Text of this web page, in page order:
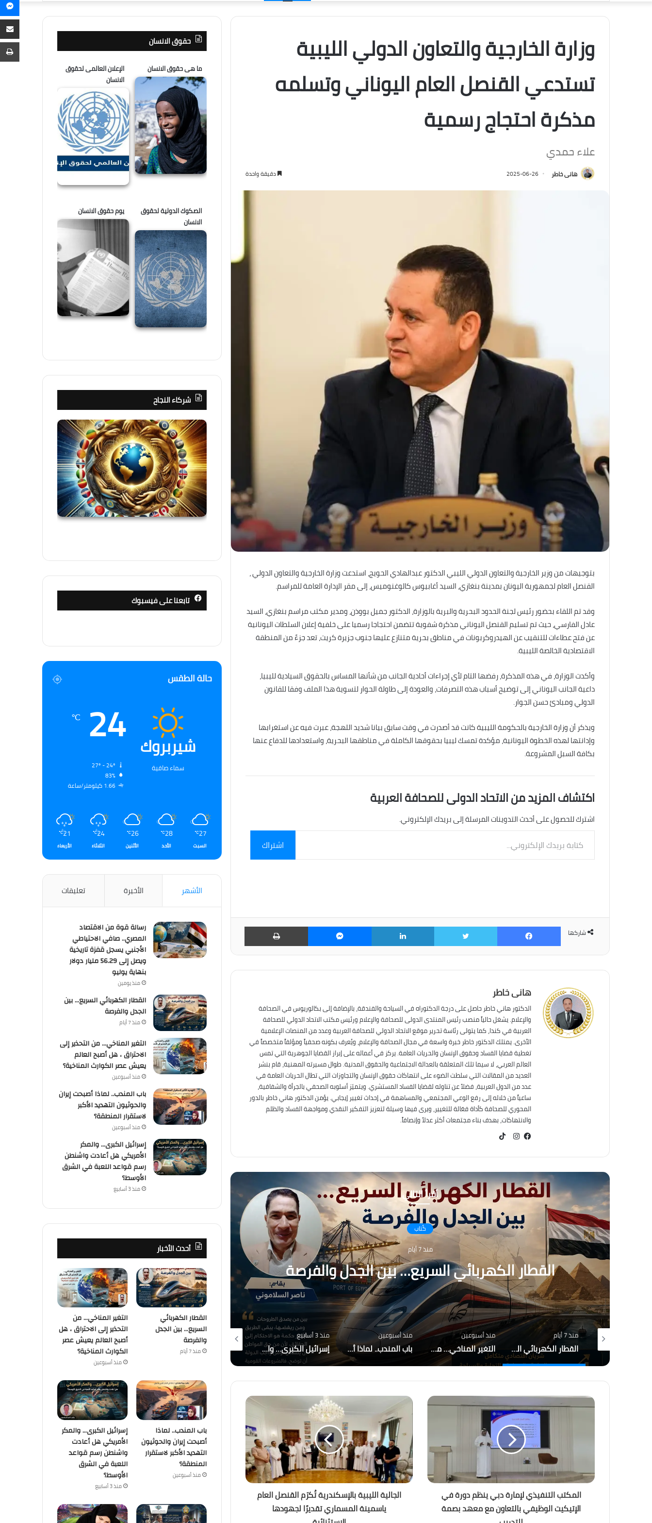
وزارة الخارجية والتعاون الدولي الليبية
تستدعي القنصل العام اليوناني وتسلمه
مذكرة احتجاج رسمية
علاء حمدي
هانى خاطر 2025-06-26 دقيقة واحدة
بتوجيهات من وزير الخارجية والتعاون الدولي الليبي الدكتور عبدالهادي الحويج، استدعت وزارة الخارجية والتعاون الدولي ،
القنصل العام لجمهورية اليونان بمدينة بنغازي، السيد أغابيوس كالوغنوميس، إلى مقر الإدارة العامة للمراسم.
وقد تم اللقاء بحضور رئيس لجنة الحدود البحرية والبرية بالوزارة، الدكتور جميل بووذن، ومدير مكتب مراسم بنغازي، السيد
عادل الفارسي، حيث تم تسليم القنصل اليوناني مذكرة شفوية تتضمن احتجاجا رسميا على خلفية إعلان السلطات اليونانية
عن فتح عطاءات للتنقيب عن الهيدروكربونات في مناطق بحرية متنازع عليها جنوب جزيرة كريت، تعد جزءً من المنطقة
الاقتصادية الخالصة الليبية.
وأكدت الوزارة، في هذه المذكرة، رفضها التام لأي إجراءات أحادية الجانب من شأنها المساس بالحقوق السيادية لليبيا،
داعية الجانب اليوناني إلى توضيح أسباب هذه التصرفات، والعودة إلى طاولة الحوار لتسوية هذا الملف وفقا للقانون
الدولي ومبادئ حسن الجوار.
ويذكر أن وزارة الخارجية بالحكومة الليبية كانت قد أصدرت في وقت سابق بيانا شديد اللهجة، عبرت فيه عن استغرابها
وإدانتها لهذه الخطوة اليونانية، مؤكدة تمسك ليبيا بحقوقها الكاملة في مناطقها البحرية، واستعدادها للدفاع عنها
بكافة السبل المشروعة.
اكتشاف المزيد من الاتحاد الدولى للصحافة العربية
اشترك للحصول على أحدث التدوينات المرسلة إلى بريدك الإلكتروني.
الإلكتروني...
اشتراك
شاركها
هانى خاطر
الدكتور هاني خاطر حاصل على درجة الدكتوراه في السياحة والفندقة، بالإضافة إلى بكالوريوس في الصحافة
والإعلام. يشغل حالياً منصب رئيس المنتدى الدولى للصحافة والإعلام ورئيس مكتب الاتحاد الدولي للصحافة
العربية في كندا، كما يتولى رئاسة تحرير موقع الاتحاد الدولي للصحافة العربية وعدد من المنصات الإعلامية
الأخرى. يمتلك الدكتور خاطر خبرة واسعة في مجال الصحافة والإعلام، ويُعرف بكونه صحفياً ومؤلفاً متخصصاً في
تغطية قضايا الفساد وحقوق الإنسان والحريات العامة. يركز في أعماله على إبراز القضايا الجوهرية التي تمس
العالم العربي، لا سيما تلك المتعلقة بالعدالة الاجتماعية والحقوق المدنية. طوال مسيرته المهنية، قام بنشر
العديد من المقالات التي سلطت الضوء على انتهاكات حقوق الإنسان والتجاوزات التي تطال الحريات العامة في
عدد من الدول العربية، فضلاً عن تناوله لقضايا الفساد المستشري. ويتميّز أسلوبه الصحفي بالجرأة والشفافية،
ساعياً من خلاله إلى رفع الوعي المجتمعي والمساهمة في إحداث تغيير إيجابي. يؤمن الدكتور هاني خاطر بالدور
المحوري للصحافة كأداة فعّالة للتغيير، ويرى فيها وسيلة لتعزيز التفكير النقدي ومواجهة الفساد والظلم
والانتهاكات، بهدف بناء مجتمعات أكثر عدلاً وإنصافاً.
أقرأ التالي
كُتاب
منذ أسبوعين
التغير المناخي… من التحذير إلى الاحتراق ، هل أصبح
العالم يعيش عصر الكوارث المناخية؟
باب المندب.. لماذا أصبحت
الأكبر لاستقرار
القطار الكهربائي السريع… بين الجدل والفرصة
منذ أسبوعين
التغير المناخي… من التحذير إلى الاحتراق ، هل أصبح العالم يعيش عصر الكوارث المناخية؟
منذ أسبوعين
باب المندب.. لماذا أصبحت إيران والحوثيون التهديد الأكبر لاستقرار المنطقة؟
منذ 3 أسابيع
إسرائيل الكبرى… والمكر الأمريكي هل أعادت واشنطن رسم قواعد اللعبة في الشرق الأوسط؟
منذ يومين
رسالة قوة من الاقتصاد المصري.. صافي الاحتياطي الأجنبي يسجل قفزة تاريخية ويصل إلى 56.29 مليار دولار بنهاية يوليو
منذ 7 أيام
القطار الكهربائي السريع… بين الجدل والفرصة
منذ أسبوعين
التغير المناخي… من التحذير إلى الاحتراق ، هل أصبح العالم يعيش عصر الكوارث المناخية؟
منذ أسبوعين
المكتب التنفيذي لإمارة دبي ينظم دورة في
الإتيكيت الوظيفي بالتعاون مع معهد بصمة
الجالية الليبية بالإسكندرية تُكرّم القنصل العام
ياسمينة المسماري تقديرًا لجهودها
حقوق الانسان
ما هى حقوق الانسان
الإعلان العالمى لحقوق
الانسان
الصكوك الدولية لحقوق
الانسان
يوم حقوق الانسان
شركاء النجاح
تابعنا على فيسبوك
حالة الطقس
شيربروك
سماء صافية
24
℃
83%
1.66 كيلومتر/ساعة
27
℃
السبت
28
℃
الأحد
26
℃
الأثنين
24
℃
الثلاثاء
21
℃
الأربعاء
الأشهر الأخيرة تعليقات
رسالة قوة من الاقتصاد
المصري.. صافي الاحتياطي
الأجنبي يسجل قفزة تاريخية
ويصل إلى 56.29 مليار دولار
بنهاية يوليو
منذ يومين
القطار الكهربائي السريع… بين
الجدل والفرصة
منذ 7 أيام
التغير المناخي… من التحذير إلى
الاحتراق ، هل أصبح العالم
يعيش عصر الكوارث المناخية؟
منذ أسبوعين
باب المندب.. لماذا أصبحت إيران
والحوثيون التهديد الأكبر
لاستقرار المنطقة؟
منذ أسبوعين
إسرائيل الكبرى… والمكر
الأمريكي هل أعادت واشنطن
رسم قواعد اللعبة في الشرق
الأوسط؟
منذ 3 أسابيع
أحدث الأخبار
القطار الكهربائي
السريع… بين الجدل
والفرصة
منذ 7 أيام
التغير المناخي… من
التحذير إلى الاحتراق ، هل
أصبح العالم يعيش عصر
الكوارث المناخية؟
منذ أسبوعين
باب المندب.. لماذا
أصبحت إيران والحوثيون
التهديد الأكبر لاستقرار
المنطقة؟
منذ أسبوعين
إسرائيل الكبرى… والمكر
الأمريكي هل أعادت
واشنطن رسم قواعد
اللعبة في الشرق
الأوسط؟
منذ 3 أسابيع